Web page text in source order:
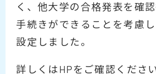
く、他大学の合格発表を確
手続きができることを考慮
設定しました。
詳しくはHPをご確認ください